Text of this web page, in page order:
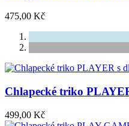
475,00 Kč
Chlapecké triko
499,00 Kč